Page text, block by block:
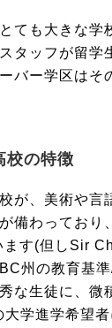
ても大きな
タッフが留
バー学区は
校の特徴
が、美術や
備わってお
す(但しSir
州の教育基
な生徒に、
学進学希望